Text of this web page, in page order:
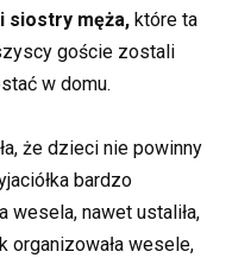
siostry męża, które ta
goście zostali
w domu.
że dzieci nie powinny
bardzo
wesela, nawet ustaliła,
organizowała wesele,